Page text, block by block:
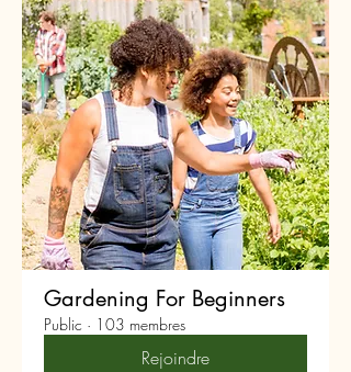
Gardening For Beginners
Public · 103 membres
Rejoindre